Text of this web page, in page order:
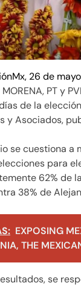
26 de
PT y
días de la
y Asociados,
se cuestiona a
para
62% de
38% de
EXPOSING
THE
se